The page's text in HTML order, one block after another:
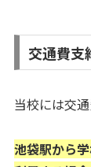
交通費支
当校には交
池袋駅から